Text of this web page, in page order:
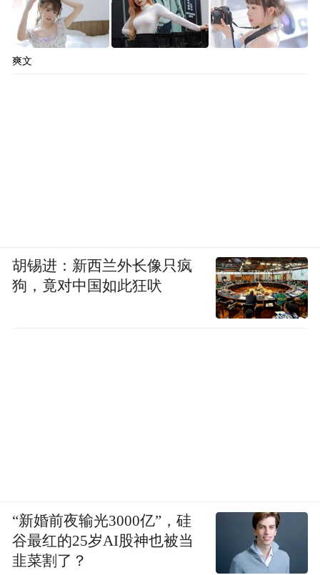
爽文
胡锡进：新西兰外长像只疯
狗，竟对中国如此狂吠
“新婚前夜输光3000亿”，硅
谷最红的25岁AI股神也被当
韭菜割了？